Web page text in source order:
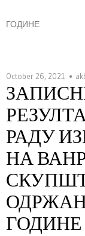
ГОДИНЕ
October 26, 2021
РАДУ
НА
ГОДИНЕ